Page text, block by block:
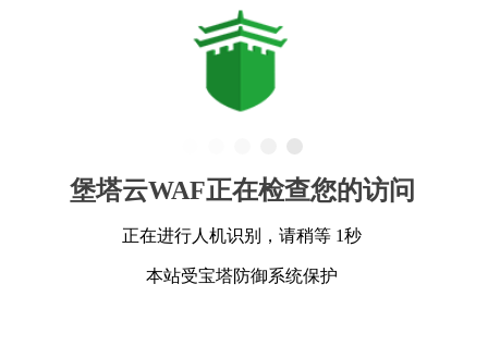
堡塔云WAF正在检查您的访问
正在进行人机识别，请稍等 1秒
本站受宝塔防御系统保护